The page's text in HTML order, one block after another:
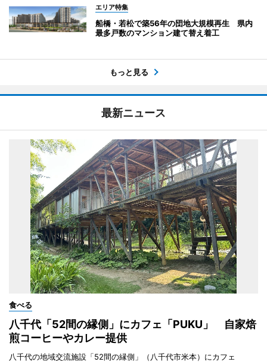
エリア特集
船橋・若松で築56年の団地大規模再生 県内
最多戸数のマンション建て替え着工
もっと見る
最新ニュース
食べる
八千代「52間の縁側」にカフェ「PUKU」 自家焙
煎コーヒーやカレー提供
八千代の地域交流施設「52間の縁側」（八千代市米本）にカフェ